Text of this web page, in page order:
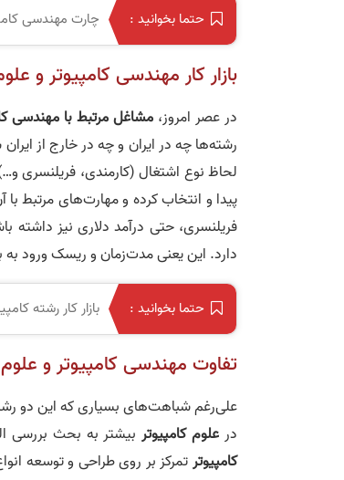
حتما بخوانید : چارت مهندسی
بازار کار مهندسی کامپیوتر و
در عصر امروز،مشاغل مرتبط با مهندسی
رشته‌ها چه در ایران و چه در خارج از
لحاظ نوع اشتغال (کارمندی، فریلنسری
پیدا و انتخاب کرده و مهارت‌های مرتبط
فریلنسری، حتی درآمد دلاری نیز داشته
دارد. این یعنی مدت‌زمان و ریسک ورود به
حتما بخوانید : بازار کار رشته
تفاوت مهندسی کامپیوتر و علوم
علی‌رغم شباهت‌های بسیاری که این دو رشته
در علوم کامپیوتربیشتر به بحث بررسی
کامپیوترتمرکز بر روی طراحی و توسعه